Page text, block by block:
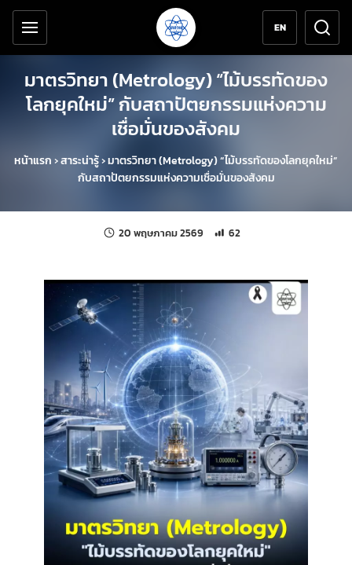
ข้ามไปยังเนื้อหาหลัก
เครื่องมือช่วยเหลือ
EN
มาตรวิทยา (Metrology) “ไม้บรรทัดของ
โลกยุคใหม่” กับสถาปัตยกรรมแห่งความ
เชื่อมั่นของสังคม
หน้าแรก›สาระน่ารู้›มาตรวิทยา (Metrology) “ไม้บรรทัดของโลกยุคใหม่”
กับสถาปัตยกรรมแห่งความเชื่อมั่นของสังคม
20 พฤษภาคม 2569 แก้ไขล่าสุดเมื่อ:
จำนวนการเข้าชม 62 ครั้ง
62